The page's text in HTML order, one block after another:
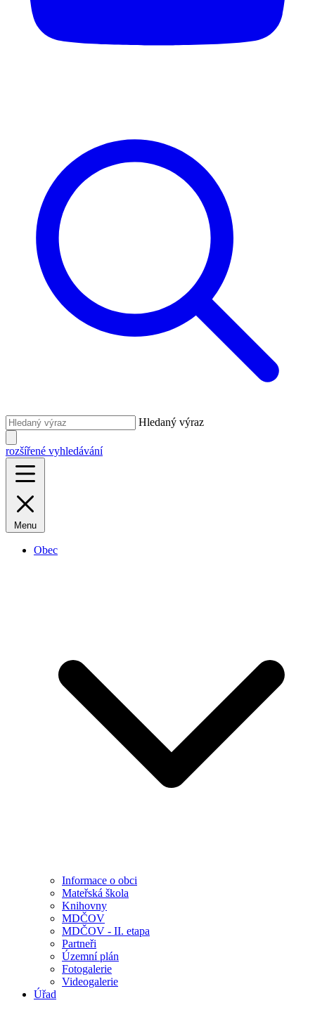
Hledaný výraz
rozšířené vyhledávání
Menu
Obec
Informace o obci
Mateřská škola
Knihovny
MDČOV
MDČOV - II. etapa
Partneři
Územní plán
Fotogalerie
Videogalerie
Úřad